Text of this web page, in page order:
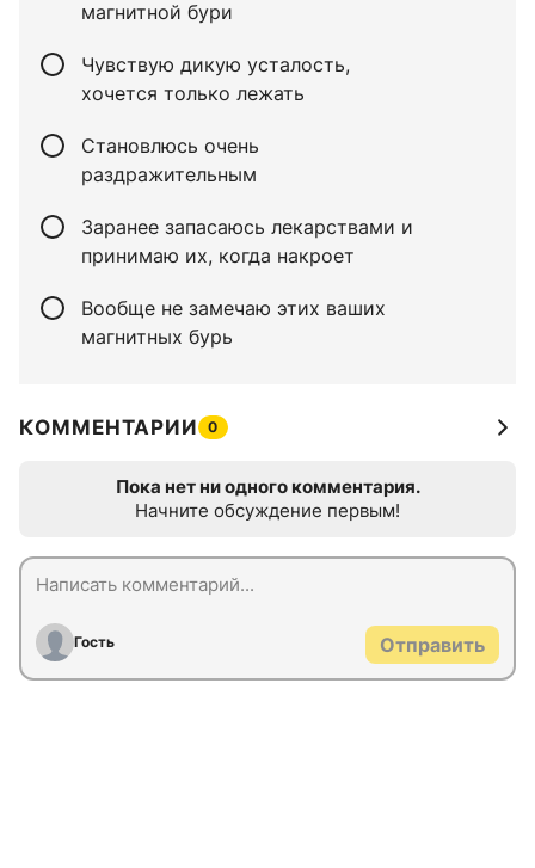
магнитной бури
Чувствую дикую усталость,
хочется только лежать
Становлюсь очень
раздражительным
Заранее запасаюсь лекарствами и
принимаю их, когда накроет
Вообще не замечаю этих ваших
магнитных бурь
КОММЕНТАРИИ 0
Пока нет ни одного комментария.
Начните обсуждение первым!
Гость Отправить